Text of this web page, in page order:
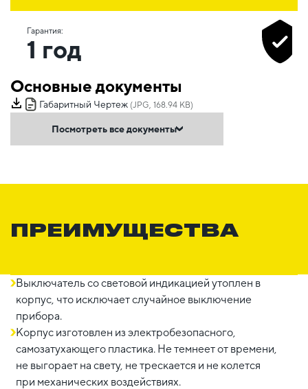
Гарантия:
1 год
Основные документы
Габаритный Чертеж (JPG, 168.94 KB)
Посмотреть все документы
ПРЕИМУЩЕСТВА
Выключатель со световой индикацией утоплен в
корпус, что исключает случайное выключение
прибора.
Корпус изготовлен из электробезопасного,
самозатухающего пластика. Не темнеет от времени,
не выгорает на свету, не трескается и не колется
при механических воздействиях.